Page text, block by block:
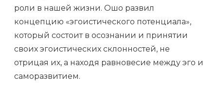
роли в нашей жизни. Ошо развил
концепцию «эгоистического потенциала»,
который состоит в осознании и принятии
своих эгоистических склонностей, не
отрицая их, а находя равновесие между эго и
саморазвитием.